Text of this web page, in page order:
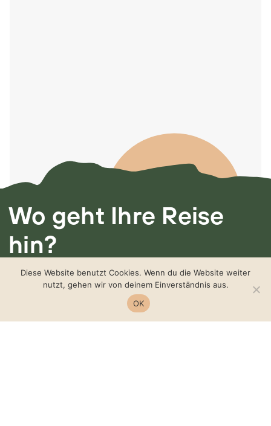
Wo geht Ihre Reise
hin?
Ich freue mich von
Ihnen zu hören.
Diese Website benutzt Cookies. Wenn du die Website weiter
nutzt, gehen wir von deinem Einverständnis aus.
OK